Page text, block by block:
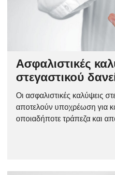
Ασφαλιστικές
στεγαστικού
Οι ασφαλιστικές καλύψεις
αποτελούν υποχρέωση για
οποιαδήποτε τράπεζα και